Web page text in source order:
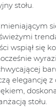
stołu.
wspiął się
elegancję
stołu.